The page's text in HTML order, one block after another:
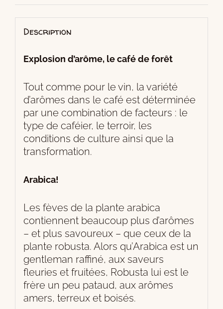
Description
Explosion d’arôme, le café de forêt
Tout comme pour le vin, la variété
d’arômes dans le café est déterminée
par une combination de facteurs : le
type de caféier, le terroir, les
conditions de culture ainsi que la
transformation.
Arabica!
Les fèves de la plante arabica
contiennent beaucoup plus d’arômes
– et plus savoureux – que ceux de la
plante robusta. Alors qu’Arabica est un
gentleman raffiné, aux saveurs
fleuries et fruitées, Robusta lui est le
frère un peu pataud, aux arômes
amers, terreux et boisés.